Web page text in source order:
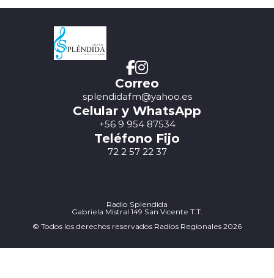
Correo
splendidafm@yahoo.es
Celular y WhatsApp
+56 9 954 87534
Teléfono Fijo
72 2 57 22 37
Radio Splendida
Gabriela Mistral 149 San Vicente T.T.
© Todos los derechos reservados Radios Regionales 2026